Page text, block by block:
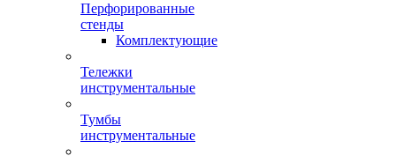
Перфорированные
стенды
Комплектующие
Тележки
инструментальные
Тумбы
инструментальные